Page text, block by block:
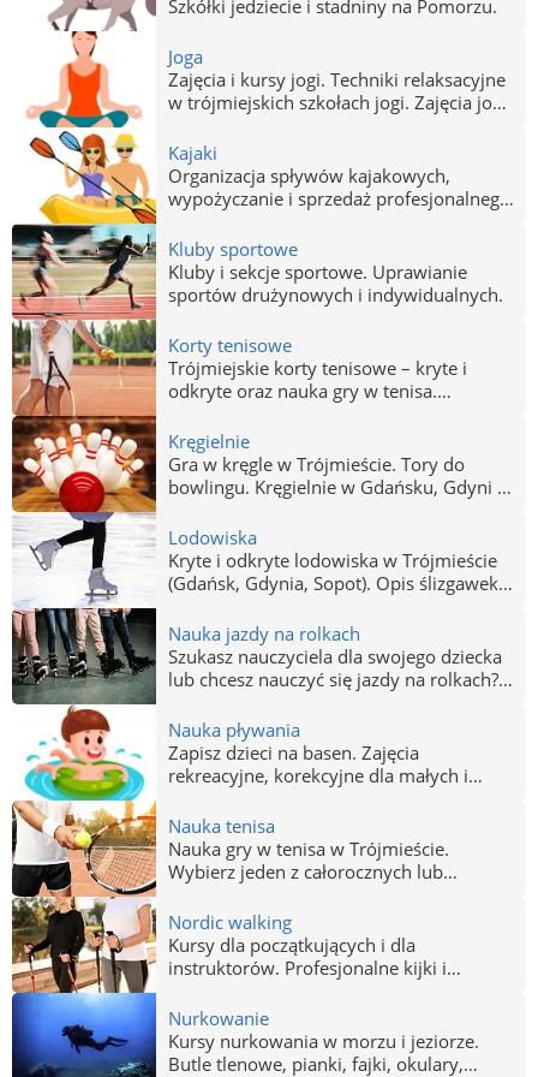
Szkółki jedziecie i stadniny na Pomorzu.
Joga
Zajęcia i kursy jogi. Techniki relaksacyjne
w trójmiejskich szkołach jogi. Zajęcia jogi
Kajaki
Organizacja spływów kajakowych,
wypożyczanie i sprzedaż profesjonalnego
Kluby sportowe
Kluby i sekcje sportowe. Uprawianie
sportów drużynowych i indywidualnych.
Korty tenisowe
Trójmiejskie korty tenisowe – kryte i
odkryte oraz nauka gry w tenisa.
instruktorem.
Kręgielnie
Gra w kręgle w Trójmieście. Tory do
bowlingu. Kręgielnie w Gdańsku, Gdyni i
kręgle!
Lodowiska
Kryte i odkryte lodowiska w Trójmieście
(Gdańsk, Gdynia, Sopot). Opis ślizgawek
Lodowisko w Gdańsku, Gdyni i Sopocie.
Lodowisko, to jedna z lepszy rozrywek na
grudniowe wieczory. Zobacz trójmiejską
Nauka jazdy na rolkach
Szukasz nauczyciela dla swojego dziecka
lub chcesz nauczyć się jazdy na rolkach?
podszkolić swoje umiejętności, poprawić
swój styl albo nauczyć się nowego?
Trójmiasto oferuje bogatą ofertę szkół
nauki jazdy na rolkach - wybierz
najlepszą dla siebie w Gdańsku, Gdyni
lub Sopocie, korzystaj z lekcji i ciesz się
aktywnym trybem życia!
Nauka pływania
Zapisz dzieci na basen. Zajęcia
rekreacyjne, korekcyjne dla małych i
basen. Nie czekaj – na naukę pływania
nigdy nie jest za późno.
Nauka tenisa
Nauka gry w tenisa w Trójmieście.
Wybierz jeden z całorocznych lub
Gdańsku, Gdyni i Sopocie. Trenuj pod
okiem doświadczonych instruktorów i
byłych tenisistów zawodowych, którzy
przekażą Ci tajniki gry i dopasują
program szkolenia do Twoich możliwości.
Nordic walking
Kursy dla początkujących i dla
instruktorów. Profesjonalne kijki i
Walking w Trójmieście (Gdańsk, Gdynia,
Sopot)
Nurkowanie
Kursy nurkowania w morzu i jeziorze.
Butle tlenowe, pianki, fajki, okulary,